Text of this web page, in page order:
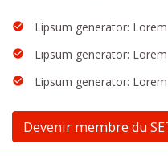
Lipsum generator:
Lipsum generator:
Lipsum generator:
Devenir membre du